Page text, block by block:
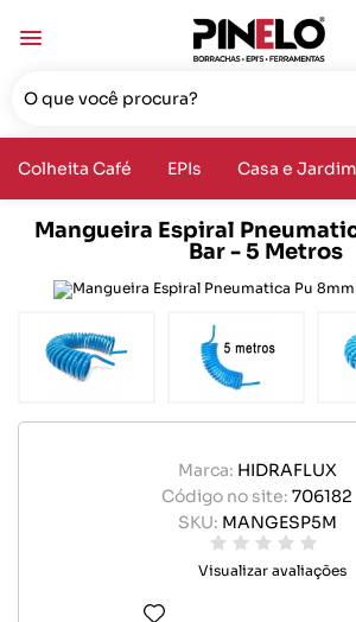
Colheita Café EPIs Casa e Jardim
Mangueira Espiral
Bar - 5 Metros
Marca: HIDRAFLUX
Código no site: 706182
SKU: MANGESP5M
Visualizar avaliações